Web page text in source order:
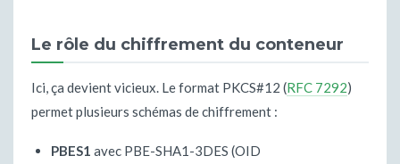
Le rôle du chiffrement du conteneur
Ici, ça devient vicieux. Le format PKCS#12 (RFC 7292)
permet plusieurs schémas de chiffrement :
PBES1 avec PBE-SHA1-3DES (OID